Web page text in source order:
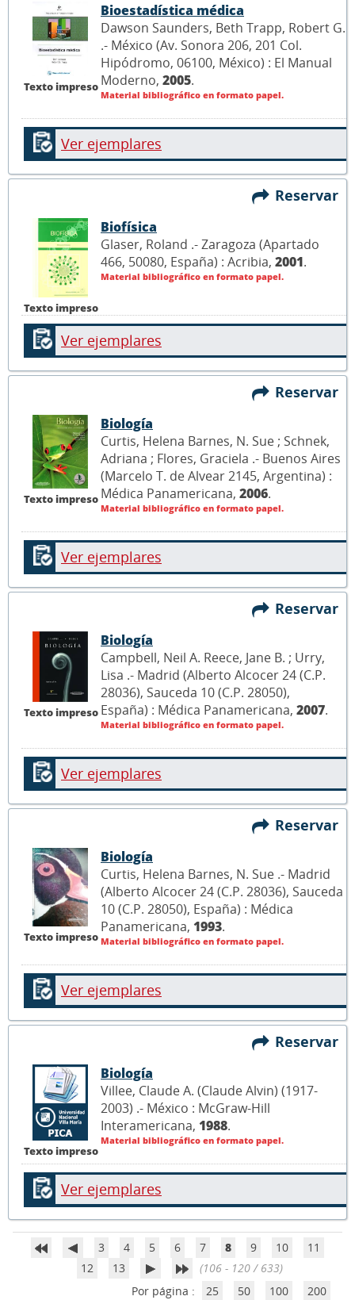
Texto impreso
Bioestadística médica
Dawson Saunders, Beth Trapp, Robert G.
.- México (Av. Sonora 206, 201 Col.
Hipódromo, 06100, México) : El Manual
Moderno, 2005.
Material bibliográfico en formato papel.
Ver ejemplares
Reservar
Texto impreso
Biofísica
Glaser, Roland .- Zaragoza (Apartado
466, 50080, España) : Acribia, 2001.
Material bibliográfico en formato papel.
Ver ejemplares
Reservar
Texto impreso
Biología
Curtis, Helena Barnes, N. Sue ; Schnek,
Adriana ; Flores, Graciela .- Buenos Aires
(Marcelo T. de Alvear 2145, Argentina) :
Médica Panamericana, 2006.
Material bibliográfico en formato papel.
Ver ejemplares
Reservar
Texto impreso
Biología
Campbell, Neil A. Reece, Jane B. ; Urry,
Lisa .- Madrid (Alberto Alcocer 24 (C.P.
28036), Sauceda 10 (C.P. 28050),
España) : Médica Panamericana, 2007.
Material bibliográfico en formato papel.
Ver ejemplares
Reservar
Texto impreso
Biología
Curtis, Helena Barnes, N. Sue .- Madrid
(Alberto Alcocer 24 (C.P. 28036), Sauceda
10 (C.P. 28050), España) : Médica
Panamericana, 1993.
Material bibliográfico en formato papel.
Ver ejemplares
Reservar
Texto impreso
Biología
Villee, Claude A. (Claude Alvin) (1917-
2003) .- México : McGraw-Hill
Interamericana, 1988.
Material bibliográfico en formato papel.
Ver ejemplares
3 4 5 6 7 8 9 10
11
12
13
(106 - 120 / 633)
Por página :
25 50 100 200